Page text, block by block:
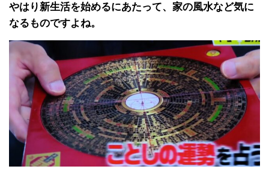
やはり新生活を始めるにあたって、家の風水など気に
なるものですよね。